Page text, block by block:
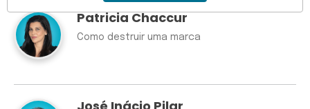
Patricia Chaccur
Como destruir uma marca